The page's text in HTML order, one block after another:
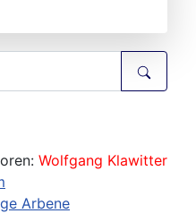
Wolfgang Klawitter
Arbene